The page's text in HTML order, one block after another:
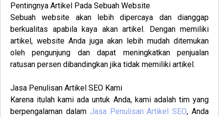
Pentingnya Artikel Pada Sebuah Website
Sebuah website akan lebih dipercaya dan dianggap
berkualitas apabila kaya akan artikel. Dengan memiliki
artikel, website Anda juga akan lebih mudah ditemukan
oleh pengunjung dan dapat meningkatkan penjualan
ratusan persen dibandingkan jika tidak memiliki artikel.
Jasa Penulisan Artikel SEO Kami
Karena itulah kami ada untuk Anda, kami adalah tim yang
berpengalaman dalam Jasa Penulisan Artikel SEO, Anda